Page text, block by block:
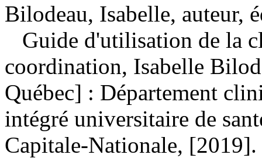
Bilodeau, Isabelle, auteur,
Guide d'utilisation de la
coordination, Isabelle
Québec] : Département
intégré universitaire de
Capitale-Nationale,